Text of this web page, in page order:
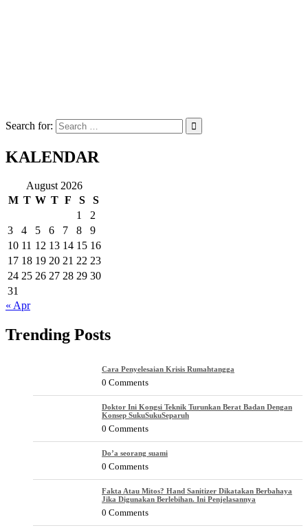
Search for:
KALENDAR
August 2026
M T W T F S
S
1
2
3
4 5 6 7 8
9
10 11 12 13 14 15 16
17 18 19 20 21 22 23
24 25 26 27 28 29 30
31
« Apr
Trending Posts
Cara Penyelesaian Krisis Rumahtangga
0 Comments
Doktor Ini Kongsi Teknik Turunkan Berat Badan Dengan
Konsep SukuSukuSeparuh
0 Comments
Do’a seorang suami
0 Comments
Fakta Atau Mitos? Hand Sanitizer Dikatakan Berbahaya
Jika Digunakan Berlebihan. Ini Penjelasannya
0 Comments